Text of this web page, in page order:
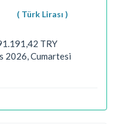
( Türk Lirası )
TRY
2026, Cumartesi